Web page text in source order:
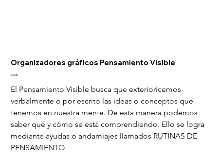
Organizadores gráficos Pensamiento Visible
Precio
5,00 €
El Pensamiento Visible busca que exterioricemos
verbalmente o por escrito las ideas o conceptos que
tenemos en nuestra mente. De esta manera podemos
saber qué y cómo se está comprendiendo. Ello se logra
mediante ayudas o andamiajes llamados RUTINAS DE
PENSAMIENTO.